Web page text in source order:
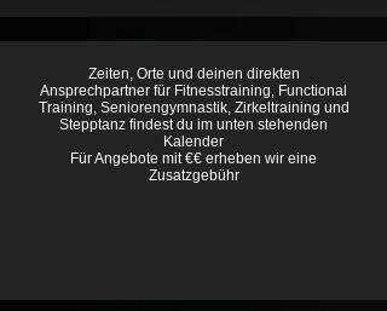
Zeiten, Orte und deinen direkten
Ansprechpartner für Fitnesstraining, Functional
Training, Seniorengymnastik, Zirkeltraining und
Stepptanz findest du im unten stehenden
Kalender
Für Angebote mit €€ erheben wir eine
Zusatzgebühr